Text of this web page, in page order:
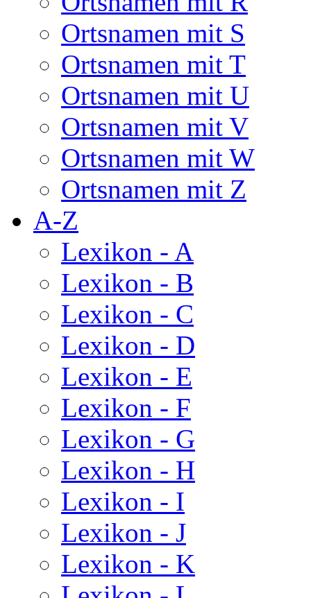
Ortsnamen mit S
Ortsnamen mit T
Ortsnamen mit U
Ortsnamen mit V
Ortsnamen mit W
Ortsnamen mit Z
A-Z
Lexikon - A
Lexikon - B
Lexikon - C
Lexikon - D
Lexikon - E
Lexikon - F
Lexikon - G
Lexikon - H
Lexikon - I
Lexikon - J
Lexikon - K